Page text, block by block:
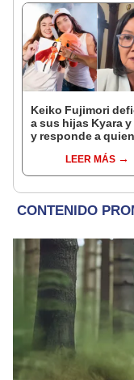
Keiko Fujimori
a sus hijas Kyara y
y responde a
“No pueden
LEER MÁS